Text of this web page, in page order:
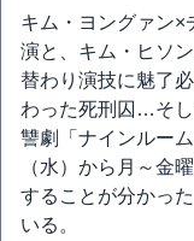
キム・ヨングァン×
演と、キム・ヒソ
替わり演技に魅了
わった死刑囚…そ
讐劇「ナインルー
（水）から月～金
することが分かっ
いる。